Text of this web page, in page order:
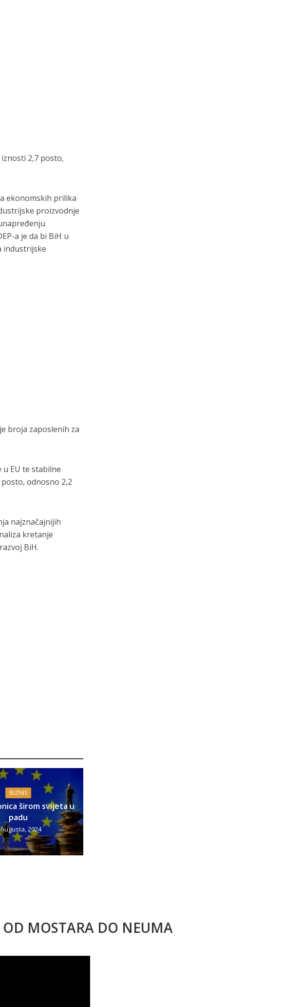
2,7 posto,
ekonomskih prilika
proizvodnje
a je da bi BiH u
industrijske
broja zaposlenih za
EU te stabilne
odnosno 2,2
najznačajnijih
kretanje
BiH.
BIZNIS
širom svijeta u
padu
2024
OD MOSTARA DO NEUMA